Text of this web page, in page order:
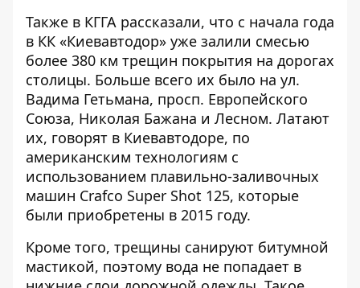
Также в КГГА рассказали, что с начала года
в КК «Киевавтодор» уже залили смесью
более 380 км трещин покрытия на дорогах
столицы. Больше всего их было на ул.
Вадима Гетьмана, просп. Европейского
Союза, Николая Бажана и Лесном. Латают
их, говорят в Киевавтодоре, по
американским технологиям с
использованием плавильно-заливочных
машин Crafco Super Shot 125, которые
были приобретены в 2015 году.
Кроме того, трещины санируют битумной
мастикой, поэтому вода не попадает в